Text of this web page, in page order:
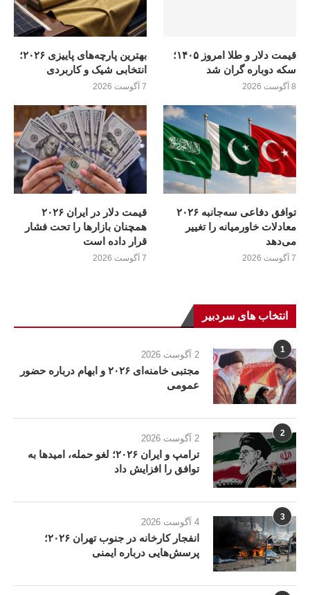
قیمت دلار و طلا امروز ۱۴۰۵؛
سکه دوباره گران شد
8 آگوست 2026
بهترین پارچه‌های پاییزی ۲۰۲۶؛
انتخابی شیک و کاربردی
7 آگوست 2026
توافق دفاعی سه‌جانبه ۲۰۲۶
معادلات خاورمیانه را تغییر
می‌دهد
7 آگوست 2026
قیمت دلار در ایران ۲۰۲۶
همچنان بازارها را تحت فشار
قرار داده است
7 آگوست 2026
انتخاب های سردبیر
1 2 آگوست 2026
مجتبی خامنه‌ای ۲۰۲۶ و ابهام درباره حضور
عمومی
2 2 آگوست 2026
ترامپ و ایران ۲۰۲۶؛ لغو حمله، امیدها به
توافق را افزایش داد
3 4 آگوست 2026
انفجار کارخانه در جنوب تهران ۲۰۲۶؛
پرسش‌هایی درباره ایمنی